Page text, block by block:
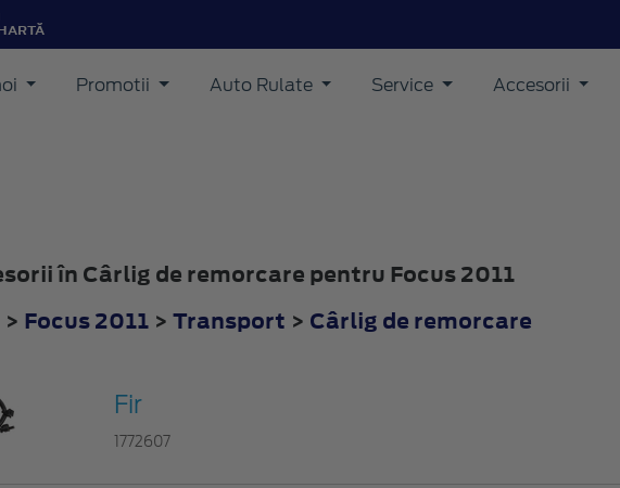
Promotii Auto Rulate Service Accesorii
în Cârlig de remorcare pentru Focus 2011
> Focus 2011 > Transport > Cârlig de remorcare
Fir
1772607